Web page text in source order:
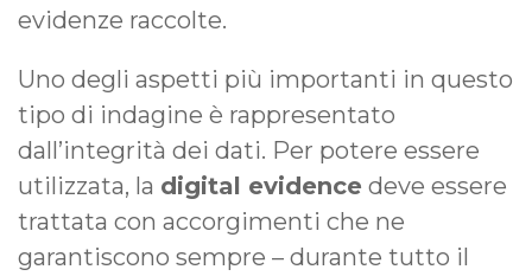
evidenze raccolte.
Uno degli aspetti più importanti in questo
tipo di indagine è rappresentato
dall’integrità dei dati. Per potere essere
utilizzata, la digital evidence deve essere
trattata con accorgimenti che ne
garantiscono sempre – durante tutto il